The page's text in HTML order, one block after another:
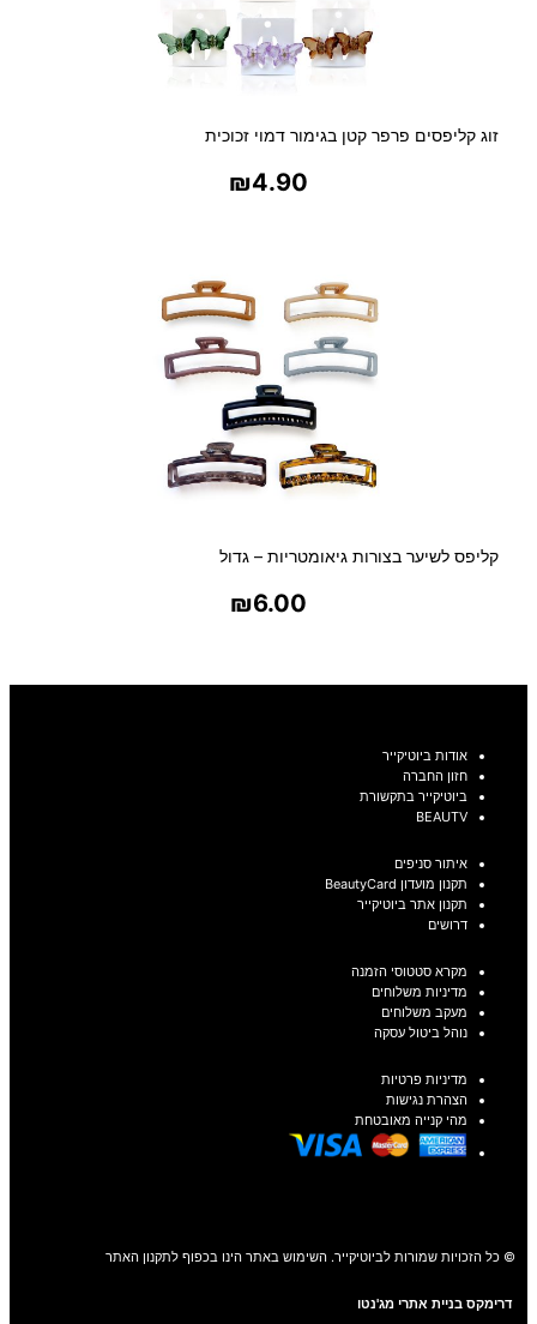
זוג קליפסים פרפר קטן בגימור דמוי זכוכית
₪4.90
קליפס לשיער בצורות גיאומטריות – גדול
₪6.00
אודות ביוטיקייר
חזון החברה
ביוטיקייר בתקשורת
BEAUTV
איתור סניפים
תקנון מועדון BeautyCard
תקנון אתר ביוטיקייר
דרושים
מקרא סטטוסי הזמנה
מדיניות משלוחים
מעקב משלוחים
נוהל ביטול עסקה
מדיניות פרטיות
הצהרת נגישות
מהי קנייה מאובטחת
© כל הזכויות שמורות לביוטיקייר. השימוש באתר הינו בכפוף לתקנון האתר
דרימקס בניית אתרי מג'נטו